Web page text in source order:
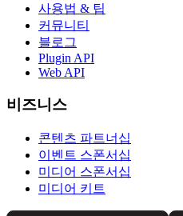
사용법 & 팁
커뮤니티
블로그
Plugin API
Web API
비즈니스
콘텐츠 파트너십
이벤트 스폰서십
미디어 스폰서십
미디어 키트